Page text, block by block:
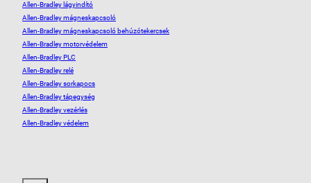
Allen-Bradley lágyindító
Allen-Bradley mágneskapcsoló
Allen-Bradley mágneskapcsoló behúzótekercsek
Allen-Bradley motorvédelem
Allen-Bradley PLC
Allen-Bradley relé
Allen-Bradley sorkapocs
Allen-Bradley tápegység
Allen-Bradley vezérlés
Allen-Bradley védelem